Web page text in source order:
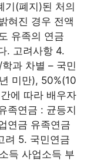
기(폐지)된 처의
혀진 경우 전액
유족의 연금
. 고려사항 4.
과 차별 – 국민
미만), 50%(10
에 따라 배우자
족연금 : 균등지
연금 유족연금
려 5. 국민연금
득 사업소득 부